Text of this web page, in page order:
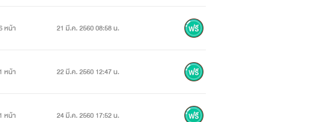
าหน้า 21 มี.ค. 2560 08:58 น.
หน้า 22 มี.ค. 2560 12:47 น.
หน้า 24 มี.ค. 2560 17:52 น.